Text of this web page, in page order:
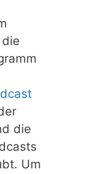
die
Um